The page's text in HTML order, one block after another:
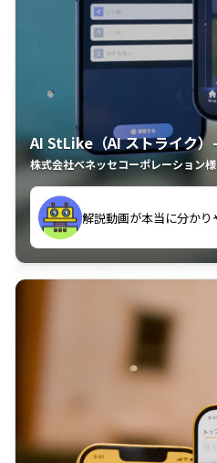
AI StLike（AI ストライク
株式会社ベネッセコーポレーション様
古文漢文を主に使わせて
のに非常に役立っている。
解説動画が本当に分かり